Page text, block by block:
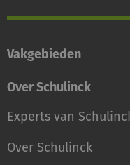
Vakgebieden
Over Schulinck
Experts van
Over Schulinck